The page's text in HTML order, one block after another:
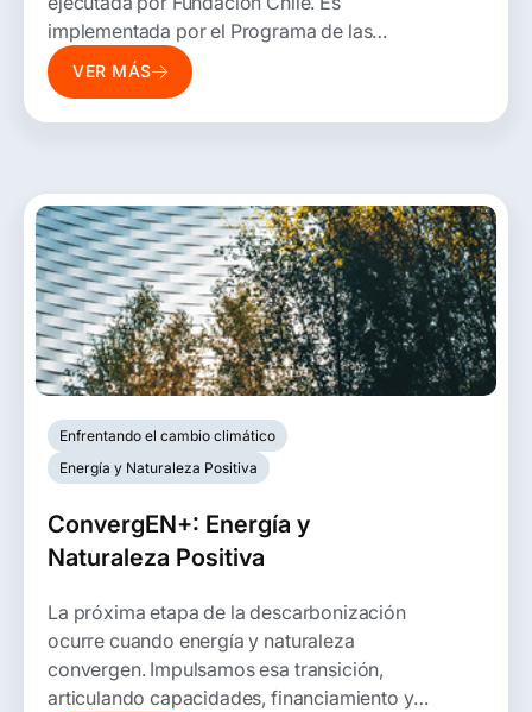
implementada por el Programa de las
Naciones Unidas para el Medio Ambiente
(PNUMA) y cuenta con el financiamiento del
VER MÁS
Enfrentando el cambio climático
Energía y Naturaleza Positiva
ConvergEN+: Energía y
Naturaleza Positiva
La próxima etapa de la descarbonización
ocurre cuando energía y naturaleza
convergen. Impulsamosesa transición,
articulando capacidades, financiamiento y